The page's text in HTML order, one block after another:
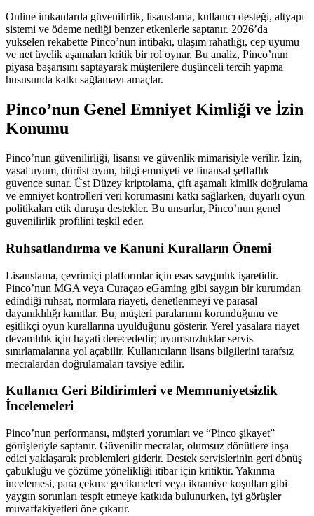
Online imkanlarda güvenilirlik, lisanslama, kullanıcı desteği, altyapı
sistemi ve ödeme netliği benzer etkenlerle saptanır. 2026’da
yükselen rekabette Pinco’nun intibakı, ulaşım rahatlığı, cep uyumu
ve net üyelik aşamaları kritik bir rol oynar. Bu analiz, Pinco’nun
piyasa başarısını saptayarak müşterilere düşünceli tercih yapma
hususunda katkı sağlamayı amaçlar.
Pinco’nun Genel Emniyet Kimliği ve İzin
Konumu
Pinco’nun güvenilirliği, lisansı ve güvenlik mimarisiyle verilir. İzin,
yasal uyum, dürüst oyun, bilgi emniyeti ve finansal şeffaflık
güvence sunar. Üst Düzey kriptolama, çift aşamalı kimlik doğrulama
ve emniyet kontrolleri veri korumasını katkı sağlarken, duyarlı oyun
politikaları etik duruşu destekler. Bu unsurlar, Pinco’nun genel
güvenilirlik profilini teşkil eder.
Ruhsatlandırma ve Kanuni Kuralların Önemi
Lisanslama, çevrimiçi platformlar için esas saygınlık işaretidir.
Pinco’nun MGA veya Curaçao eGaming gibi saygın bir kurumdan
edindiği ruhsat, normlara riayeti, denetlenmeyi ve parasal
dayanıklılığı kanıtlar. Bu, müşteri paralarının korunduğunu ve
eşitlikçi oyun kurallarına uyulduğunu gösterir. Yerel yasalara riayet
devamlılık için hayati derecededir; uyumsuzluklar servis
sınırlamalarına yol açabilir. Kullanıcıların lisans bilgilerini tarafsız
mecralardan doğrulamaları tavsiye edilir.
Kullanıcı Geri Bildirimleri ve Memnuniyetsizlik
İncelemeleri
Pinco’nun performansı, müşteri yorumları ve “Pinco şikayet”
görüşleriyle saptanır. Güvenilir mecralar, olumsuz dönütlere inşa
edici yaklaşarak problemleri giderir. Destek servislerinin geri dönüş
çabukluğu ve çözüme yönelikliği itibar için kritiktir. Yakınma
incelemesi, para çekme gecikmeleri veya ikramiye koşulları gibi
yaygın sorunları tespit etmeye katkıda bulunurken, iyi görüşler
muvaffakiyetleri öne çıkarır.